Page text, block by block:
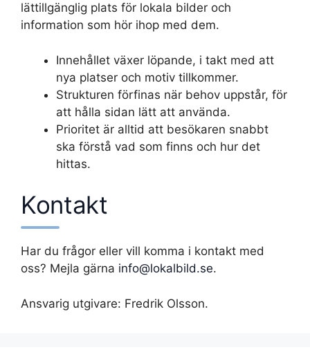
lättillgänglig plats för lokala bilder och
information som hör ihop med dem.
Innehållet växer löpande, i takt med att
nya platser och motiv tillkommer.
Strukturen förfinas när behov uppstår, för
att hålla sidan lätt att använda.
Prioritet är alltid att besökaren snabbt
ska förstå vad som finns och hur det
hittas.
Kontakt
Har du frågor eller vill komma i kontakt med
oss? Mejla gärna info@lokalbild.se.
Ansvarig utgivare: Fredrik Olsson.